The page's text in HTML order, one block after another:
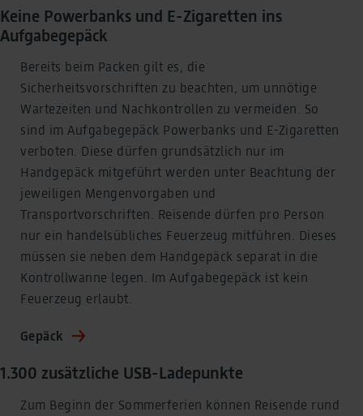
Keine Powerbanks und E-Zigaretten ins
Aufgabegepäck
Bereits beim Packen gilt es, die
Sicherheitsvorschriften zu beachten, um unnötige
Wartezeiten und Nachkontrollen zu vermeiden. So
sind im Aufgabegepäck Powerbanks und E-Zigaretten
verboten. Diese dürfen grundsätzlich nur im
Handgepäck mitgeführt werden unter Beachtung der
jeweiligen Mengenvorgaben und
Transportvorschriften. Reisende dürfen pro Person
nur ein handelsübliches Feuerzeug mitführen. Dieses
müssen sie neben dem Handgepäck separat in die
Kontrollwanne legen. Im Aufgabegepäck ist kein
Feuerzeug erlaubt.
Gepäck
1.300 zusätzliche USB-Ladepunkte
Zum Beginn der Sommerferien können Reisende rund